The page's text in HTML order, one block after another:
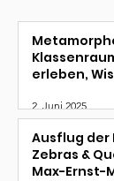
erleben,
2. Juni 2025
Ausflug der
Zebras &
Max-Ernst-